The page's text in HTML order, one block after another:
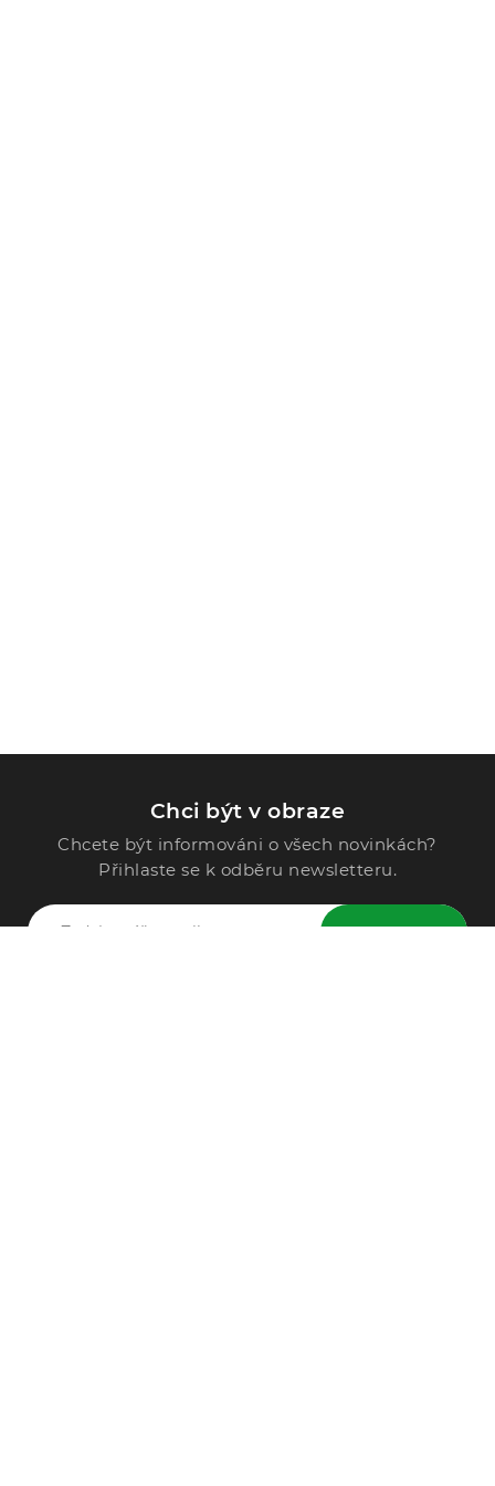
Chci být v obraze
Chcete být informováni o všech novinkách?
Přihlaste se k odběru newsletteru.
ODESLAT